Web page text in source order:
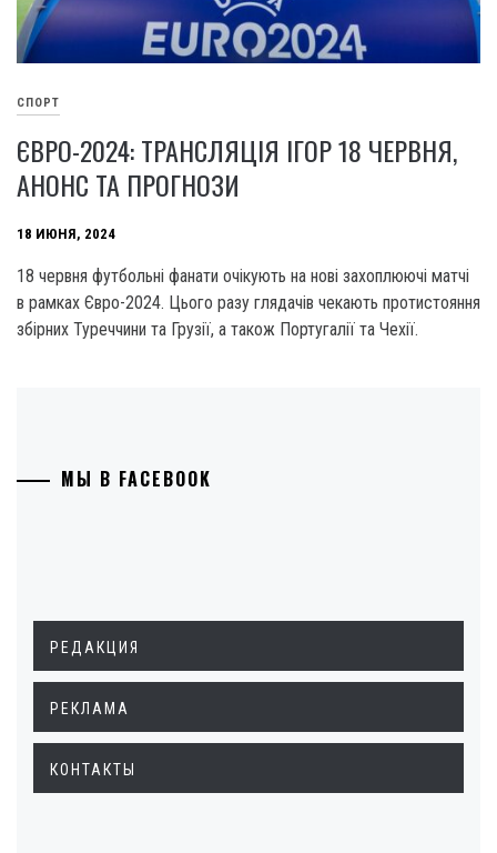
СПОРТ
ЄВРО-2024: ТРАНСЛЯЦІЯ ІГОР 18 ЧЕРВНЯ,
АНОНС ТА ПРОГНОЗИ
18 ИЮНЯ, 2024
18 червня футбольні фанати очікують на нові захоплюючі матчі
в рамках Євро-2024. Цього разу глядачів чекають протистояння
збірних Туреччини та Грузії, а також Португалії та Чехії.
МЫ В FACEBOOK
РЕДАКЦИЯ
РЕКЛАМА
КОНТАКТЫ